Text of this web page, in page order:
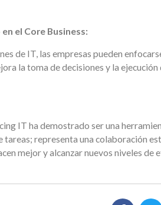
el Core Business:
de IT, las empresas pueden
la toma de decisiones y la
IT ha demostrado ser una
tareas; representa una colaboración
mejor y alcanzar nuevos niveles de